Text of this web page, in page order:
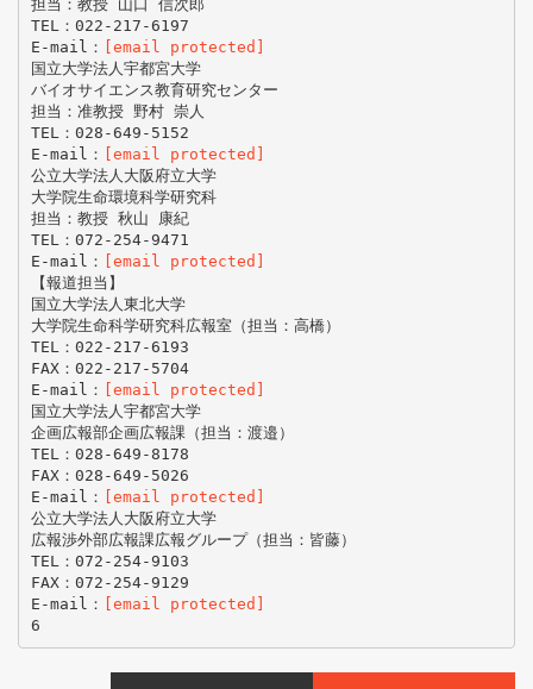
担当：教授 山口 信次郎
TEL：022-217-6197
E-mail： [email protected]
国立大学法人宇都宮大学
バイオサイエンス教育研究センター
担当：准教授 野村 崇人
TEL：028-649-5152
E-mail： [email protected]
公立大学法人大阪府立大学
大学院生命環境科学研究科
担当：教授 秋山 康紀
TEL：072-254-9471
E-mail： [email protected]
【報道担当】
国立大学法人東北大学
大学院生命科学研究科広報室（担当：高橋）
TEL：022-217-6193
FAX：022-217-5704
E-mail： [email protected]
国立大学法人宇都宮大学
企画広報部企画広報課（担当：渡邉）
TEL：028-649-8178
FAX：028-649-5026
E-mail： [email protected]
公立大学法人大阪府立大学
広報渉外部広報課広報グループ（担当：皆藤）
TEL：072-254-9103
FAX：072-254-9129
E-mail： [email protected]